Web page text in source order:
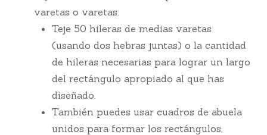
varetas o varetas:
Teje 50 hileras de medias varetas
(usando dos hebras juntas) o la cantidad
de hileras necesarias para lograr un largo
del rectángulo apropiado al que has
diseñado.
También puedes usar cuadros de abuela
unidos para formar los rectángulos,